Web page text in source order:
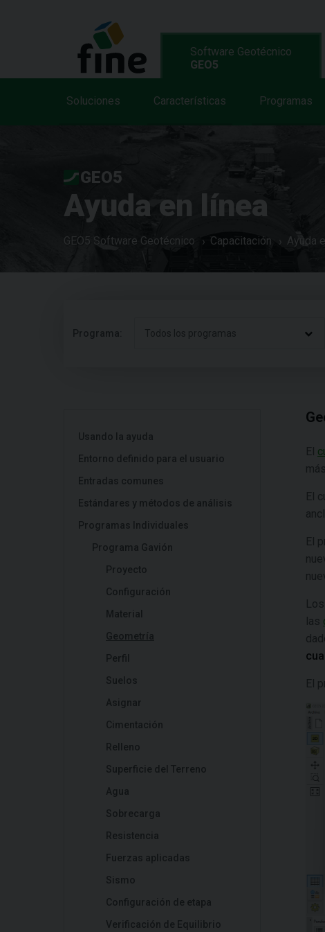
Software Geotécnico
GEO5
Soluciones Características Programas
GEO5
Ayuda en línea
GEO5 Software Geotécnico Capacitación Ayuda
Programa: Todos los programas
Usando la ayuda
Entorno definido para el usuario
Entradas comunes
Estándares y métodos de análisis
Programas Individuales
Programa Gavión
Proyecto
Configuración
Material
Geometría
Perfil
Suelos
Asignar
Cimentación
Relleno
Superficie del Terreno
Agua
Sobrecarga
Resistencia
Fuerzas aplicadas
Sismo
Configuración de etapa
Verificación de Equilibrio
El
El
El
las
El